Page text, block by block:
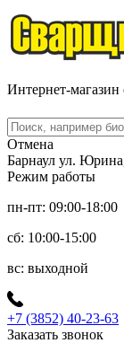
Интернет-магазин
Отмена
Барнаул ул.
Режим работы
пн-пт: 09:00-18:00
сб: 10:00-15:00
вс: выходной
+7 (3852) 40-23-63
Заказать звонок